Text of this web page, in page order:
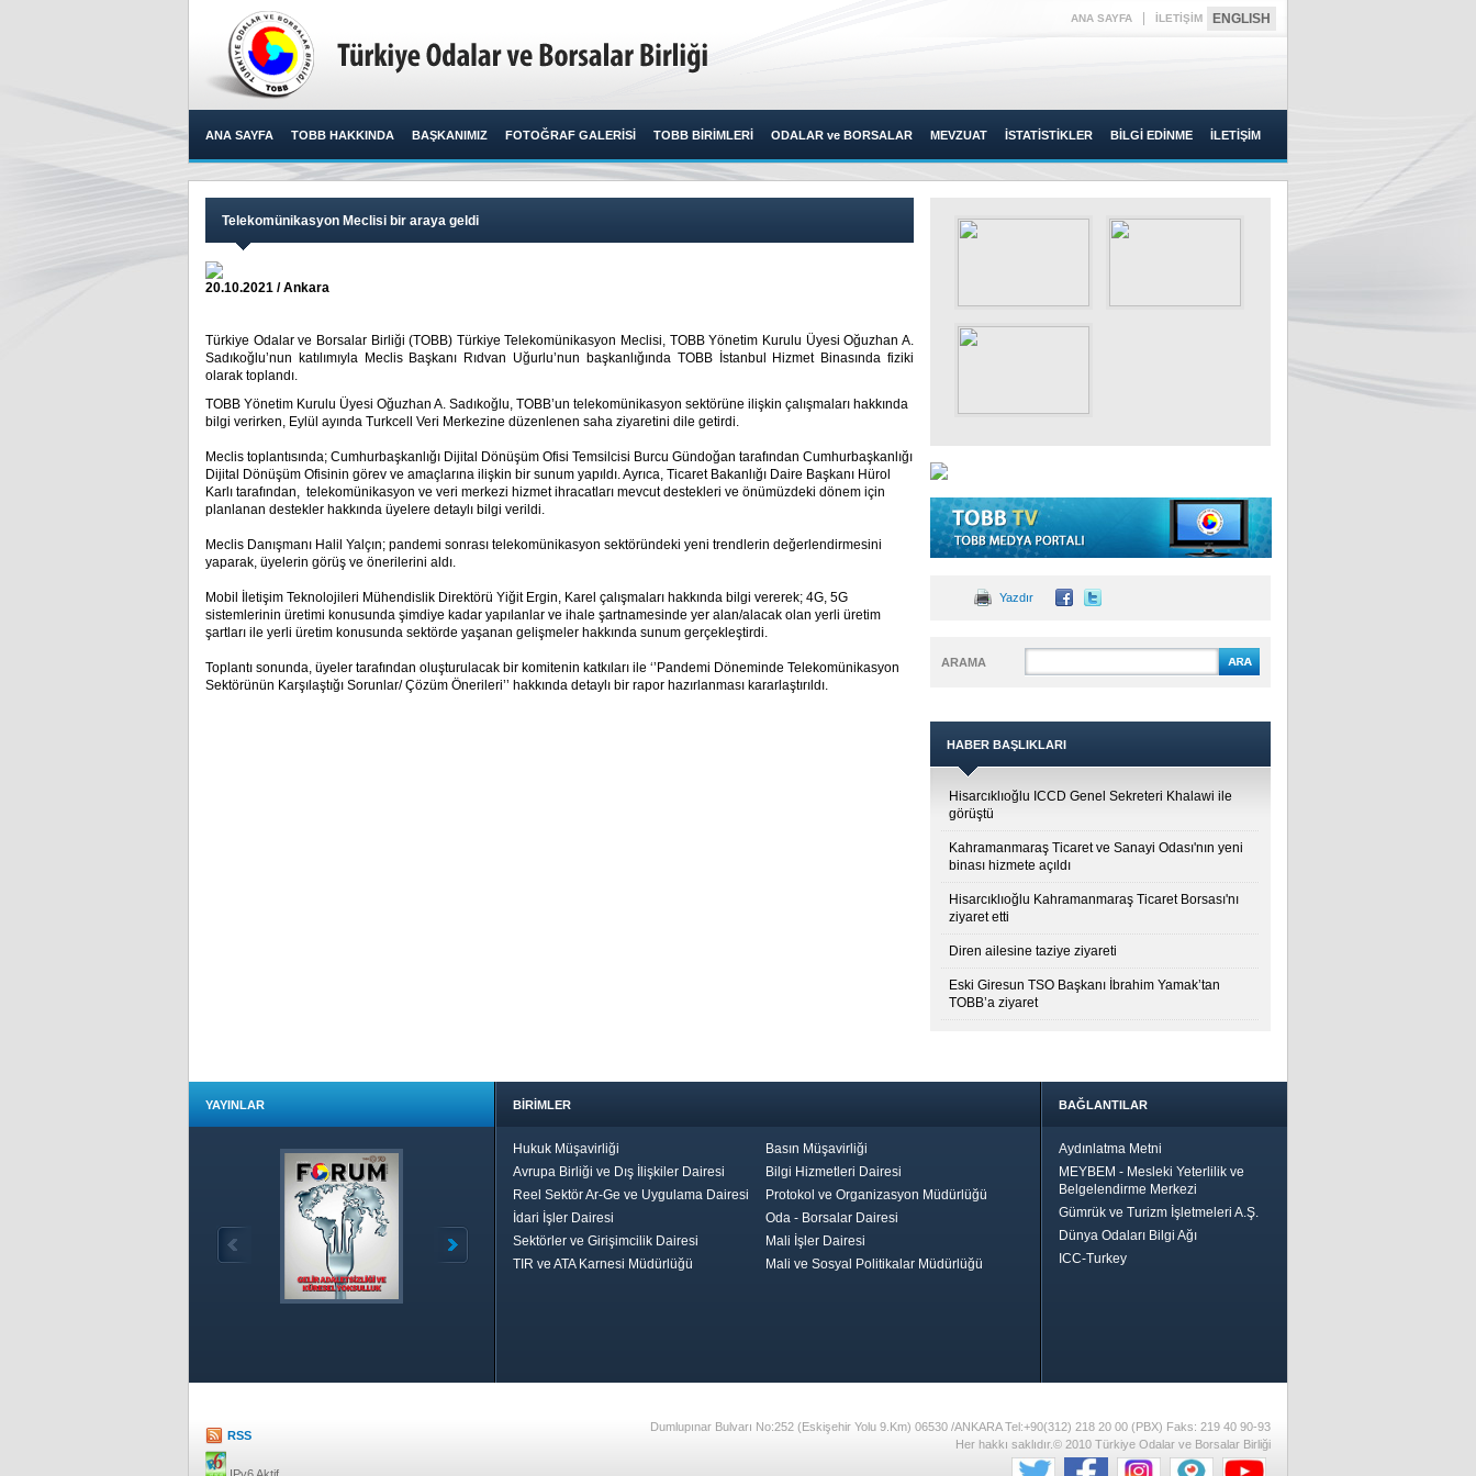
ANA SAYFA İLETİŞİM ENGLISH
ANA SAYFA TOBB HAKKINDA BAŞKANIMIZ FOTOĞRAF GALERİSİ TOBB BİRİMLERİ ODALAR ve BORSALAR MEVZUAT İSTATİSTİKLER BİLGİ EDİNME İLETİŞİM
Telekomünikasyon Meclisi bir araya geldi
20.10.2021 / Ankara
Türkiye Odalar ve Borsalar Birliği (TOBB) Türkiye Telekomünikasyon Meclisi, TOBB Yönetim Kurulu Üyesi Oğuzhan A.
Sadıkoğlu’nun katılımıyla Meclis Başkanı Rıdvan Uğurlu’nun başkanlığında TOBB İstanbul Hizmet Binasında fiziki
olarak toplandı.​
TOBB Yönetim Kurulu Üyesi Oğuzhan A. Sadıkoğlu, TOBB’un telekomünikasyon sektörüne ilişkin çalışmaları hakkında
bilgi verirken, Eylül ayında Turkcell Veri Merkezine düzenlenen saha ziyaretini dile getirdi.
Meclis toplantısında; Cumhurbaşkanlığı Dijital Dönüşüm Ofisi Temsilcisi Burcu Gündoğan tarafından Cumhurbaşkanlığı
Dijital Dönüşüm Ofisinin görev ve amaçlarına ilişkin bir sunum yapıldı. Ayrıca, Ticaret Bakanlığı Daire Başkanı Hürol
Karlı tarafından, telekomünikasyon ve veri merkezi hizmet ihracatları mevcut destekleri ve önümüzdeki dönem için
planlanan destekler hakkında üyelere detaylı bilgi verildi.
Meclis Danışmanı Halil Yalçın; pandemi sonrası telekomünikasyon sektöründeki yeni trendlerin değerlendirmesini
yaparak, üyelerin görüş ve önerilerini aldı.
Mobil İletişim Teknolojileri Mühendislik Direktörü Yiğit Ergin, Karel çalışmaları hakkında bilgi vererek; 4G, 5G
sistemlerinin üretimi konusunda şimdiye kadar yapılanlar ve ihale şartnamesinde yer alan/alacak olan yerli üretim
şartları ile yerli üretim konusunda sektörde yaşanan gelişmeler hakkında sunum gerçekleştirdi.
Toplantı sonunda, üyeler tarafından oluşturulacak bir komitenin katkıları ile ‘’Pandemi Döneminde Telekomünikasyon
Sektörünün Karşılaştığı Sorunlar/ Çözüm Önerileri’’ hakkında detaylı bir rapor hazırlanması kararlaştırıldı.
Yazdır
ARAMA
HABER BAŞLIKLARI
Hisarcıklıoğlu ICCD Genel Sekreteri Khalawi ile
görüştü
Kahramanmaraş Ticaret ve Sanayi Odası'nın yeni
binası hizmete açıldı
Hisarcıklıoğlu Kahramanmaraş Ticaret Borsası'nı
ziyaret etti
Diren ailesine taziye ziyareti
Eski Giresun TSO Başkanı İbrahim Yamak’tan
TOBB’a ziyaret
YAYINLAR
Görüş ve Öneriler-
BİRİMLER
Hukuk Müşavirliği
Basın Müşavirliği
Avrupa Birliği ve Dış İlişkiler Dairesi
Bilgi Hizmetleri Dairesi
Reel Sektör Ar-Ge ve Uygulama Dairesi
Protokol ve Organizasyon Müdürlüğü
İdari İşler Dairesi
Oda - Borsalar Dairesi
Sektörler ve Girişimcilik Dairesi
Mali İşler Dairesi
TIR ve ATA Karnesi Müdürlüğü
Mali ve Sosyal Politikalar Müdürlüğü
BAĞLANTILAR
Aydınlatma Metni
MEYBEM - Mesleki Yeterlilik ve
Belgelendirme Merkezi
Gümrük ve Turizm İşletmeleri A.Ş.
Dünya Odaları Bilgi Ağı
ICC-Turkey
RSS
Dumlupınar Bulvarı No:252 (Eskişehir Yolu 9.Km) 06530 /ANKARA Tel:+90(312) 218 20 00 (PBX) Faks: 219 40 90-93
Her hakkı saklıdır.© 2010 Türkiye Odalar ve Borsalar Birliği